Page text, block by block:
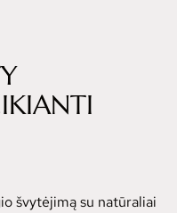
švytėjimą su natūraliai